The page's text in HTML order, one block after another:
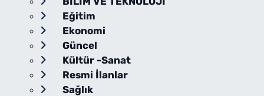
Eğitim
Ekonomi
Güncel
Kültür -Sanat
Resmi İlanlar
Sağlık